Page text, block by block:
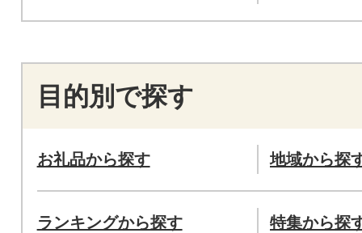
目的別で探す
お礼品から探す 地域から探
ランキングから探す 特集から探